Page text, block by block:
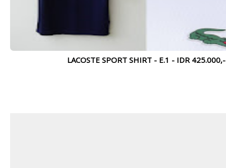
115.000,- - D.1
LACOSTE SPORT SHIRT - E.1 - IDR 425.000,-